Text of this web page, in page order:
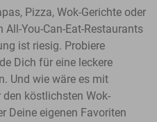
Pizza, Wok-Gerichte oder
You-Can-Eat-Restaurants
ist riesig. Probiere
Dich für eine leckere
Und wie wäre es mit
köstlichsten Wok-
Deine eigenen Favoriten